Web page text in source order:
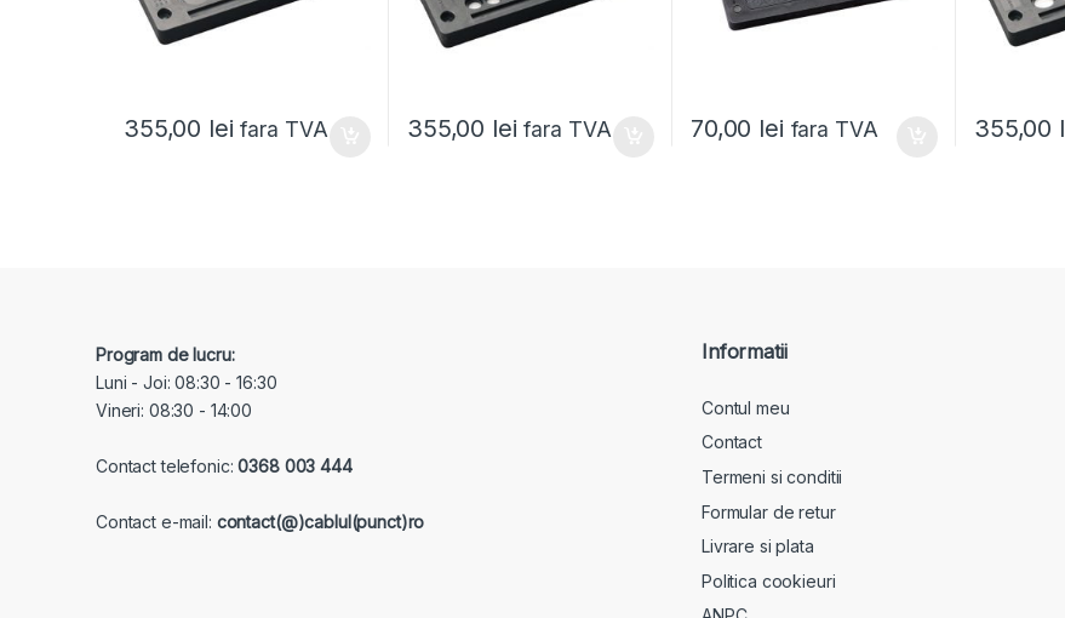
355,00 lei fara TVA 355,00 lei fara TVA 70,00 lei fara TVA 355,00
Program de lucru:
Luni - Joi: 08:30 - 16:30
Vineri: 08:30 - 14:00
Contact telefonic:0368 003 444
Contact e-mail: contact(@)cablul(punct)ro
Informatii
Contul meu
Contact
Termeni si conditii
Formular de retur
Livrare si plata
Politica cookieuri